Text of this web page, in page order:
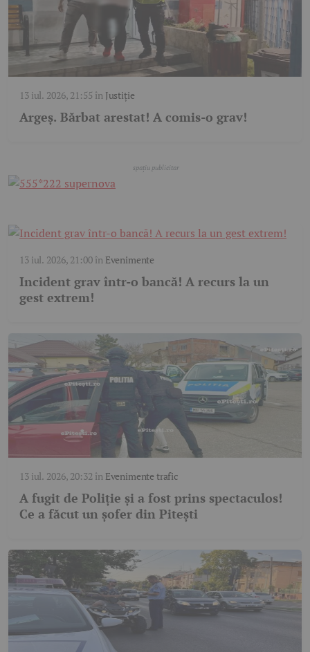
13 iul. 2026, 21:55 în Justiție
Argeș. Bărbat arestat! A comis-o grav!
13 iul. 2026, 21:00în Evenimente
Incident grav într-o bancă! A recurs la un
gest extrem!
13 iul. 2026, 20:32 în Evenimente trafic
A fugit de Poliție și a fost prins spectaculos!
Ce a făcut un șofer din Pitești